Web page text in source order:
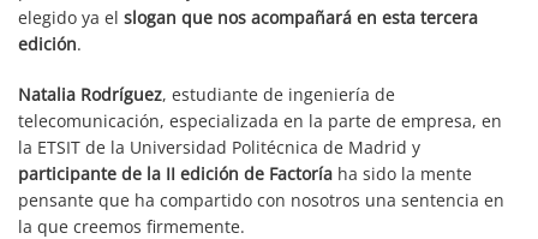
elegido ya el slogan que nos acompañará en esta tercera
edición.
Natalia Rodríguez, estudiante de ingeniería de
telecomunicación, especializada en la parte de empresa, en
la ETSIT de la Universidad Politécnica de Madrid y
participante de la II edición de Factoría ha sido la mente
pensante que ha compartido con nosotros una sentencia en
la que creemos firmemente.